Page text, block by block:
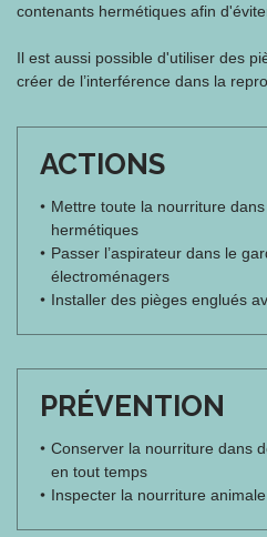
contenants hermétiques afin
Il est aussi possible d'utiliser des
créer de l’interférence dans la
ACTIONS
Mettre toute la nourriture
hermétiques
Passer l’aspirateur dans le
électroménagers
Installer des pièges englués
PRÉVENTION
Conserver la nourriture dans
en tout temps
Inspecter la nourriture